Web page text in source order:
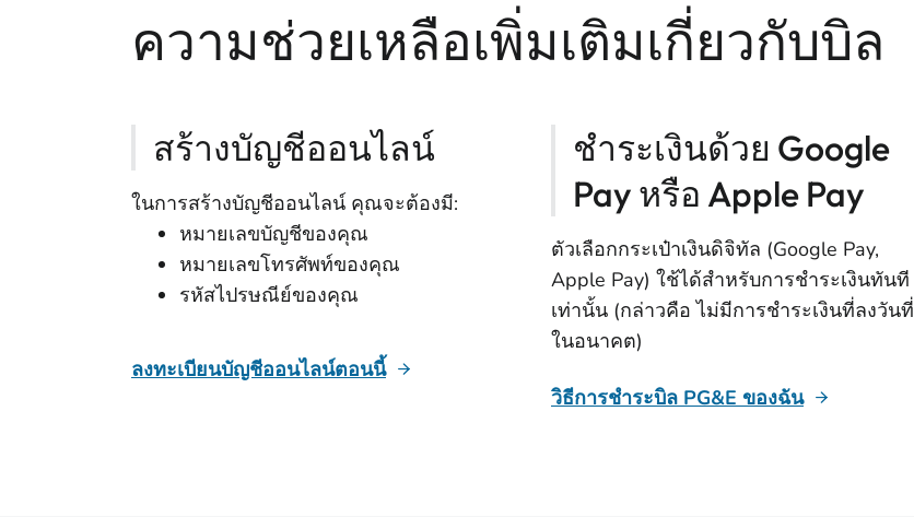
ความช่วยเหลือเพิ่มเติมเกี่ยวกับบิล
สร้างบัญชีออนไลน์
ในการสร้างบัญชีออนไลน์ คุณจะต้องมี:
หมายเลขบัญชีของคุณ
หมายเลขโทรศัพท์ของคุณ
รหัสไปรษณีย์ของคุณ
ลงทะเบียนบัญชีออนไลน์ตอนนี้
ชําระเงินด้วย Google
Pay หรือ Apple Pay
ตัวเลือกกระเป๋าเงินดิจิทัล (Google Pay,
Apple Pay) ใช้ได้สําหรับการชําระเงินทันที
เท่านั้น (กล่าวคือ ไม่มีการชําระเงินที่ลงวันที่
ในอนาคต)
วิธีการชำระบิล PG&E ของฉัน